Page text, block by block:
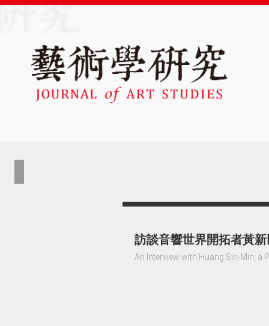
訪談音響世界開拓者黃新
An Interview with Huang Sin-Min, a